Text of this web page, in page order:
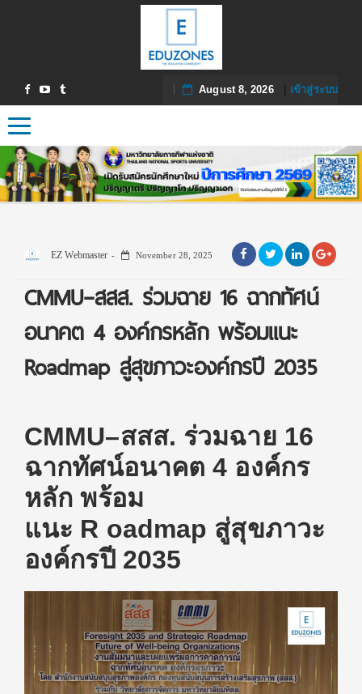
August 8, 2026| เข้าสู่ระบบ
Toggle navigation
EZ Webmaster November 28, 2025
CMMU–สสส. ร่วมฉาย 16 ฉากทัศน์
อนาคต 4 องค์กรหลัก พร้อมแนะ
Roadmap สู่สุขภาวะองค์กรปี 2035
CMMU–สสส. ร่วมฉาย 16
ฉากทัศน์อนาคต 4 องค์กร
หลักพร้อม
แนะ R oadmap สู่สุขภาวะ
องค์กรปี 2035